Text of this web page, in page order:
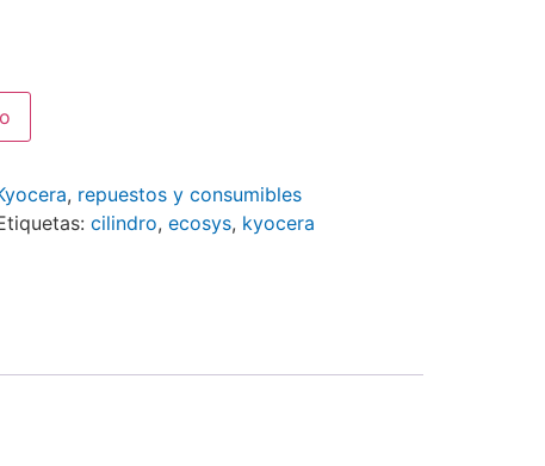
, repuestos y consumibles
cilindro, ecosys, kyocera